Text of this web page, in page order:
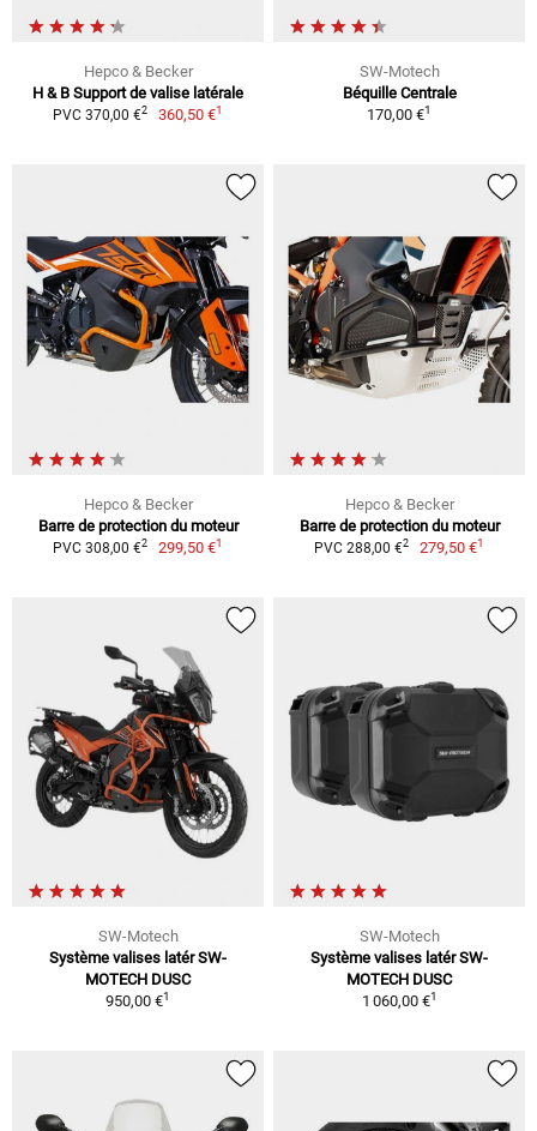
Hepco & Becker
H & B Support de valise latérale
PVC 370,00 €2 360,50 €1
SW-Motech
Béquille Centrale
170,00 €1
Hepco & Becker
Barre de protection du moteur
PVC 308,00 €2 299,50 €1
Hepco & Becker
Barre de protection du moteur
PVC 288,00 €2 279,50 €1
SW-Motech
Système valises latér SW-
MOTECH DUSC
950,00 €1
SW-Motech
Système valises latér SW-
MOTECH DUSC
1 060,00 €1